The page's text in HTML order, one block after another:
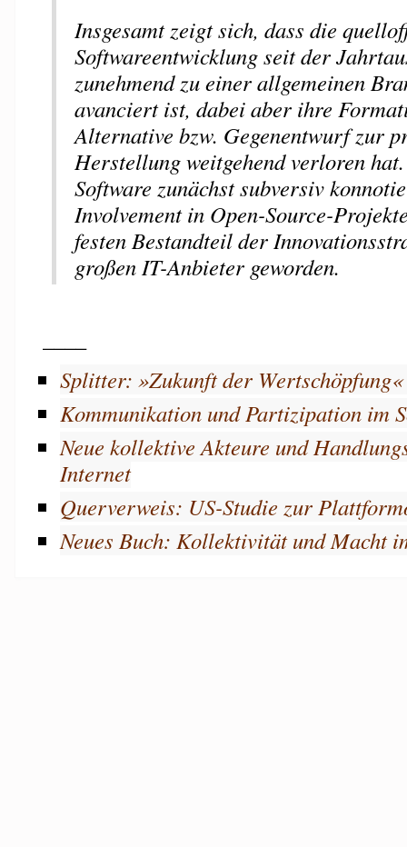
Insgesamt zeigt sich, dass die
Softwareentwicklung seit der
zunehmend zu einer allgemeinen
avanciert ist, dabei aber ihre
Alternative bzw. Gegenentwurf zur
Herstellung weitgehend verloren
Software zunächst subversiv
Involvement in Open-Source-
festen Bestandteil der
großen IT-Anbieter geworden.
Splitter: »Zukunft der
Kommunikation und Partizipation im
Neue kollektive Akteure und
Internet
Querverweis: US-Studie zur
Neues Buch: Kollektivität und Macht